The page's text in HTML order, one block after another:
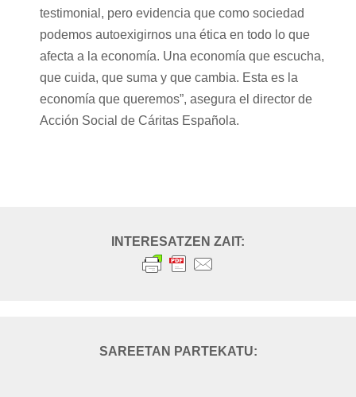
testimonial, pero evidencia que como sociedad
podemos autoexigirnos una ética en todo lo que
afecta a la economía. Una economía que escucha,
que cuida, que suma y que cambia. Esta es la
economía que queremos”, asegura el director de
Acción Social de Cáritas Española.